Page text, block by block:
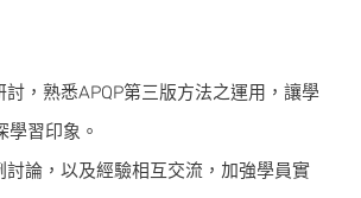
，熟悉APQP第三版方法之運用，讓學
學習印象。
討論，以及經驗相互交流，加強學員實